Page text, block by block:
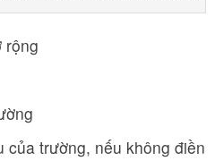
rộng
của trường, nếu không điền